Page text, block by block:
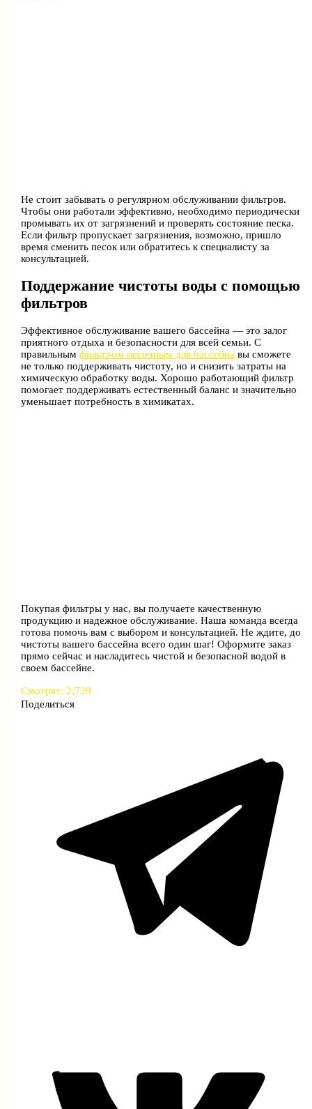
Не стоит забывать о регулярном обслуживании фильтров.
Чтобы они работали эффективно, необходимо периодически
промывать их от загрязнений и проверять состояние песка.
Если фильтр пропускает загрязнения, возможно, пришло
время сменить песок или обратитесь к специалисту за
консультацией.
Поддержание чистоты воды с помощью
фильтров
Эффективное обслуживание вашего бассейна — это залог
приятного отдыха и безопасности для всей семьи. С
правильнымфильтром песочным для бассейна вы сможете
не только поддерживать чистоту, но и снизить затраты на
химическую обработку воды. Хорошо работающий фильтр
помогает поддерживать естественный баланс и значительно
уменьшает потребность в химикатах.
Покупая фильтры у нас, вы получаете качественную
продукцию и надежное обслуживание. Наша команда всегда
готова помочь вам с выбором и консультацией. Не ждите, до
чистоты вашего бассейна всего один шаг! Оформите заказ
прямо сейчас и насладитесь чистой и безопасной водой в
своем бассейне.
Смотрят: 2,729
Поделиться